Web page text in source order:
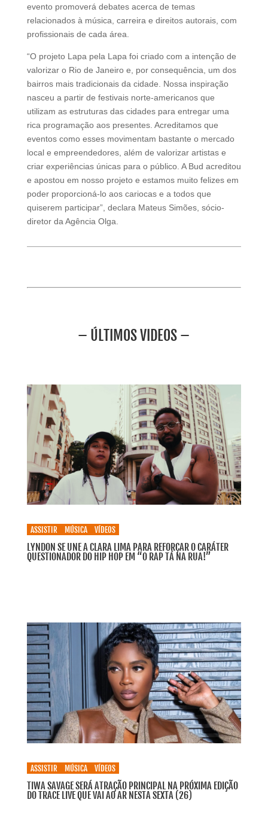
evento promoverá debates acerca de temas
relacionados à música, carreira e direitos autorais, com
profissionais de cada área.
“O projeto Lapa pela Lapa foi criado com a intenção de
valorizar o Rio de Janeiro e, por consequência, um dos
bairros mais tradicionais da cidade. Nossa inspiração
nasceu a partir de festivais norte-americanos que
utilizam as estruturas das cidades para entregar uma
rica programação aos presentes. Acreditamos que
eventos como esses movimentam bastante o mercado
local e empreendedores, além de valorizar artistas e
criar experiências únicas para o público. A Bud acreditou
e apostou em nosso projeto e estamos muito felizes em
poder proporcioná-lo aos cariocas e a todos que
quiserem participar”, declara Mateus Simões, sócio-
diretor da Agência Olga.
– ÚLTIMOS VIDEOS –
ASSISTIR MÚSICA VÍDEOS
LYNDON SE UNE A CLARA LIMA PARA REFORÇAR O CARÁTER
QUESTIONADOR DO HIP HOP EM “O RAP TÁ NA RUA!”
ASSISTIR MÚSICA VÍDEOS
TIWA SAVAGE SERÁ ATRAÇÃO PRINCIPAL NA PRÓXIMA EDIÇÃO
DO TRACE LIVE QUE VAI AO AR NESTA SEXTA (26)